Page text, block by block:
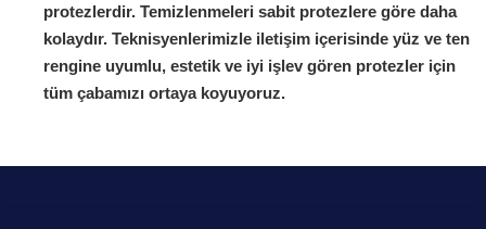
protezlerdir. Temizlenmeleri sabit protezlere göre daha
kolaydır. Teknisyenlerimizle iletişim içerisinde yüz ve ten
rengine uyumlu, estetik ve iyi işlev gören protezler için
tüm çabamızı ortaya koyuyoruz.